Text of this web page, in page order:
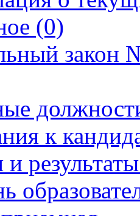
(0)
закон
к
и